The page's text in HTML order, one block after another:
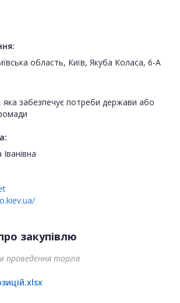
область, Київ, Якуба Коласа, 6-А
забезпечує потреби держави або
закупівлю
проведення торгів